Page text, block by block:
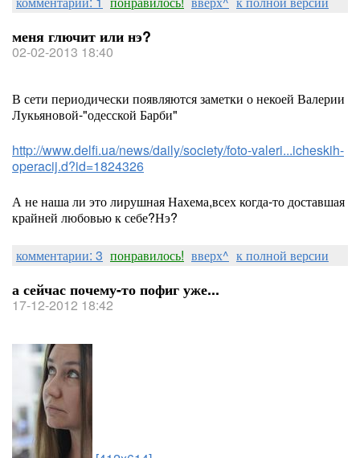
меня глючит или нэ?
02-02-2013 18:40
В сети периодически появляются заметки о некоей Валерии
Лукьяновой-"одесской Барби"
http://www.delfi.ua/news/daily/society/foto-valeri...icheskih-
operacij.d?id=1824326
А не наша ли это лирушная Нахема,всех когда-то доставшая
крайней любовью к себе?Нэ?
комментарии: 3 понравилось! вверх^ к полной версии
а сейчас почему-то пофиг уже...
17-12-2012 18:42